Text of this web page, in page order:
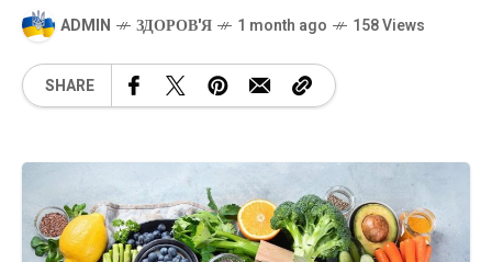
ADMIN ЗДОРОВ'Я 1 month ago 158 Views
SHARE